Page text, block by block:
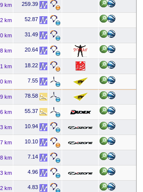
km 259.39
km 52.87
km 31.49
km 20.64
km 18.22
km 7.55
km 78.58
km 55.37
km 10.94
km 10.10
km 7.14
km 4.96
km 4.83